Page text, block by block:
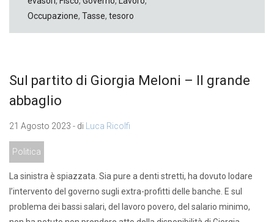
Occupazione, Tasse, tesoro
Sul partito di Giorgia Meloni – Il grande
abbaglio
21 Agosto 2023 - di Luca Ricolfi
Politica
La sinistra è spiazzata. Sia pure a denti stretti, ha dovuto lodare
l’intervento del governo sugli extra-profitti delle banche. E sul
problema dei bassi salari, del lavoro povero, del salario minimo,